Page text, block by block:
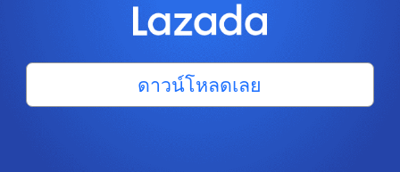
ดาวน์โหลดเลย